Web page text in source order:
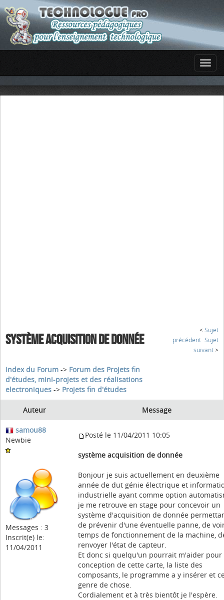
SYSTÈME ACQUISITION DE DONNÉE
< Sujet
précédent Sujet
suivant >
Index du Forum -> Forum des Projets fin
d'études, mini-projets et des réalisations
electroniques -> Projets fin d'études
Auteur Message
samou88
Newbie
Messages : 3
Inscrit(e) le:
11/04/2011
Posté le 11/04/2011 10:05
système acquisition de donnée
Bonjour je suis actuellement en deuxième
année de dut génie électrique et
industrielle ayant comme option
je me retrouve en stage pour concevoir un
système d'acquisition de donnée
de prévenir d'une éventuelle panne, de
temps de fonctionnement de la machine,
renvoyer l'état de capteur.
Et donc si quelqu'un pourrait m'aider pour
conception de cette carte, la liste des
composants, le programme a y insérer et
genre de chose.
Cordialement et à très bientôt je l'espère.